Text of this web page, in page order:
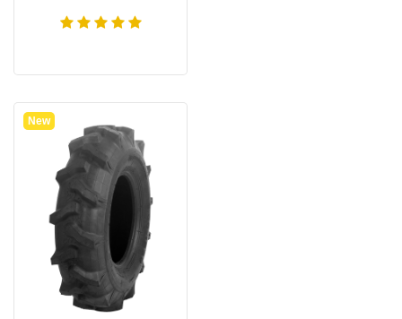
Xem thêm
New